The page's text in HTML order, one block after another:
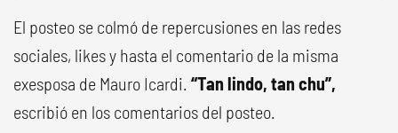
El posteo se colmó de repercusiones en las redes
sociales, likes y hasta el comentario de la misma
exesposa de Mauro Icardi. “Tan lindo, tan chu”,
escribió en los comentarios del posteo.